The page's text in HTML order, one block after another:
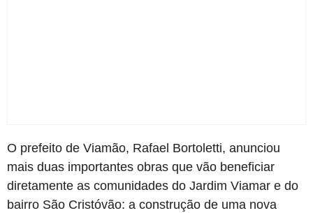
O prefeito de Viamão, Rafael Bortoletti, anunciou
mais duas importantes obras que vão beneficiar
diretamente as comunidades do Jardim Viamar e do
bairro São Cristóvão: a construção de uma nova